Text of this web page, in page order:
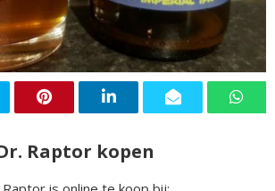
Raptor kopen